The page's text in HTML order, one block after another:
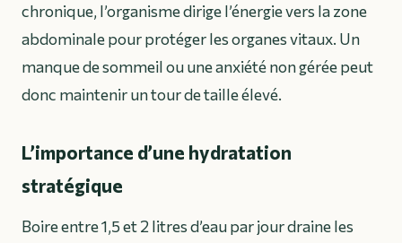
chronique, l’organisme dirige l’énergie vers la zone
abdominale pour protéger les organes vitaux. Un
manque de sommeil ou une anxiété non gérée peut
donc maintenir un tour de taille élevé.
L’importance d’une hydratation
stratégique
Boire entre 1,5 et 2 litres d’eau par jour draine les